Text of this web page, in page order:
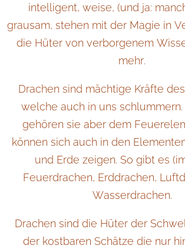
intelligent, weise, (und ja:
grausam, stehen mit der Magie in
die Hüter von verborgenem
mehr.
Drachen sind mächtige Kräfte
welche auch in uns
gehören sie aber dem
können sich auch in den
und Erde zeigen. So gibt es
Feuerdrachen, Erddrachen,
Wasserdrachen.
Drachen sind die Hüter der
der kostbaren Schätze die nur